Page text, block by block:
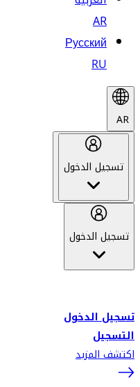
AR
Русский
RU
AR
تسجيل الدخول
تسجيل الدخول
تسجيل الدخول
التسجيل
اكتشف المزيد